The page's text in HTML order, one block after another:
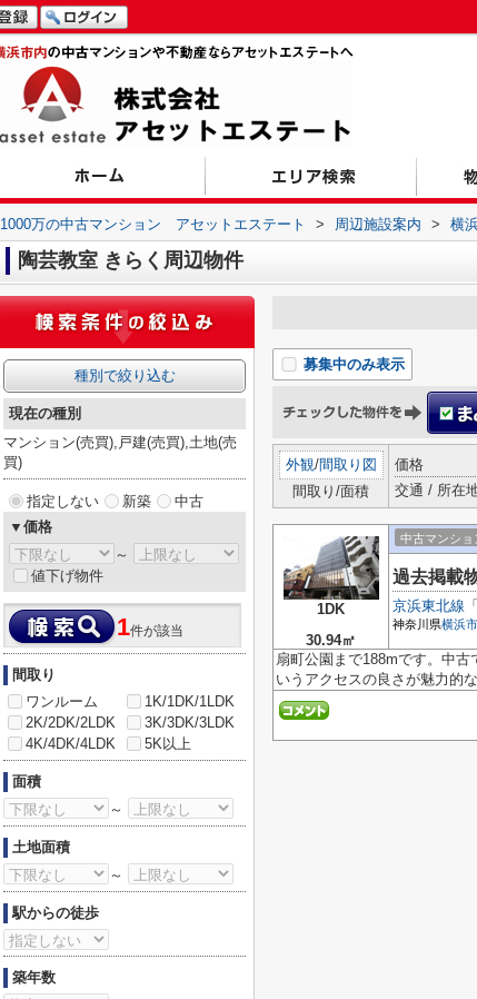
1000万の中古マンション アセットエステート > 周辺施設案内 > 横
陶芸教室 きらく周辺物件
募集中のみ表示
外観/間取り図
間取り/面積
価格
交通 / 所在
1DK
30.94㎡
中古マンショ
過去掲載
京浜東北線 「
神奈川県横浜
扇町公園まで188mです。中
いうアクセスの良さが魅力的
種別で絞り込む
現在の種別
マンション(売買),戸建(売買),土地(売
買)
指定しない 新築
中古
▼価格
～
値下げ物件
1件が該当
間取り
ワンルーム
1K/1DK/1LDK
2K/2DK/2LDK
3K/3DK/3LDK
4K/4DK/4LDK
5K以上
面積
～
土地面積
～
駅からの徒歩
築年数